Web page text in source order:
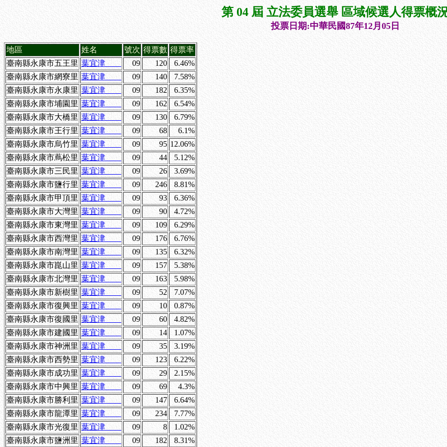
第 04 屆 立法委員選舉 區域候選人得票概
投票日期:中華民國87年12月05日
地區 姓名 號次 得票數 得票率
臺南縣永康市五王里 葉宜津 09 120
6.46%
臺南縣永康市網寮里 葉宜津 09 140
7.58%
臺南縣永康市永康里 葉宜津 09 182
6.35%
臺南縣永康市埔園里 葉宜津 09 162
6.54%
臺南縣永康市大橋里 葉宜津 09 130
6.79%
臺南縣永康市王行里 葉宜津 09 68
6.1%
臺南縣永康市烏竹里 葉宜津 09 95 12.06%
臺南縣永康市蔦松里 葉宜津 09 44
5.12%
臺南縣永康市三民里 葉宜津 09 26
3.69%
臺南縣永康市鹽行里 葉宜津 09 246
8.81%
臺南縣永康市甲頂里 葉宜津 09 93
6.36%
臺南縣永康市大灣里 葉宜津 09 90
4.72%
臺南縣永康市東灣里 葉宜津 09 109
6.29%
臺南縣永康市西灣里 葉宜津 09 176
6.76%
臺南縣永康市南灣里 葉宜津 09 135
6.32%
臺南縣永康市崑山里 葉宜津 09 157
5.38%
臺南縣永康市北灣里 葉宜津 09 163
5.98%
臺南縣永康市新樹里 葉宜津 09 52
7.07%
臺南縣永康市復興里 葉宜津 09 10
0.87%
臺南縣永康市復國里 葉宜津 09 60
4.82%
臺南縣永康市建國里 葉宜津 09 14
1.07%
臺南縣永康市神洲里 葉宜津 09 35
3.19%
臺南縣永康市西勢里 葉宜津 09 123
6.22%
臺南縣永康市成功里 葉宜津 09 29
2.15%
臺南縣永康市中興里 葉宜津 09 69
4.3%
臺南縣永康市勝利里 葉宜津 09 147
6.64%
臺南縣永康市龍潭里 葉宜津 09 234
7.77%
臺南縣永康市光復里 葉宜津 09 8
1.02%
臺南縣永康市鹽洲里 葉宜津 09 182 8.31%